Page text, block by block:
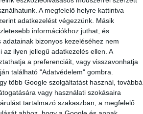
A megfelelő helyre kattintva
adatkezelést végezzünk. Másik
információkhoz juthat, és
bizonyos kezeléséhez nem
ilyen jellegű adatkezelés ellen. A
a preferenciáit, vagy visszavonhatja
található "Adatvédelem" gombra.
több Google szolgáltatást használ, továbbá
vagy használati szokásaira
tartalmazó szakaszban, a megfelelő
biztosítani, ezért a Toyota a
szolgáltatási és termékpalettát
nagyvárosban vagy vidéken
és szükségleteinek leginkább
Zero stratégia. Ahagyományos
optimálisan megfelelő hajtáslánc-
a mobilitás mint szolgáltatásis ide
kilométert tesznek meg, mint